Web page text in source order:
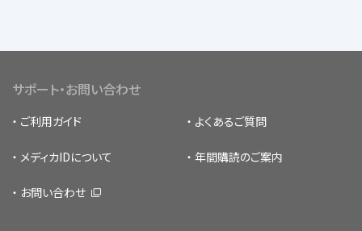
サポート・お問い合わせ
ご利用ガイド よくあるご質問
メディカIDについて 年間購読のご案内
お問い合わせ